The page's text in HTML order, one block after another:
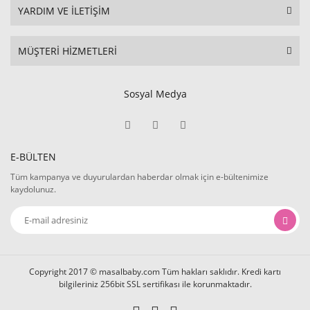
YARDIM VE İLETİŞİM
MÜŞTERİ HİZMETLERİ
Sosyal Medya
E-BÜLTEN
Tüm kampanya ve duyurulardan haberdar olmak için e-bültenimize
kaydolunuz.
Copyright 2017 © masalbaby.com Tüm hakları saklıdır. Kredi kartı
bilgileriniz 256bit SSL sertifikası ile korunmaktadır.